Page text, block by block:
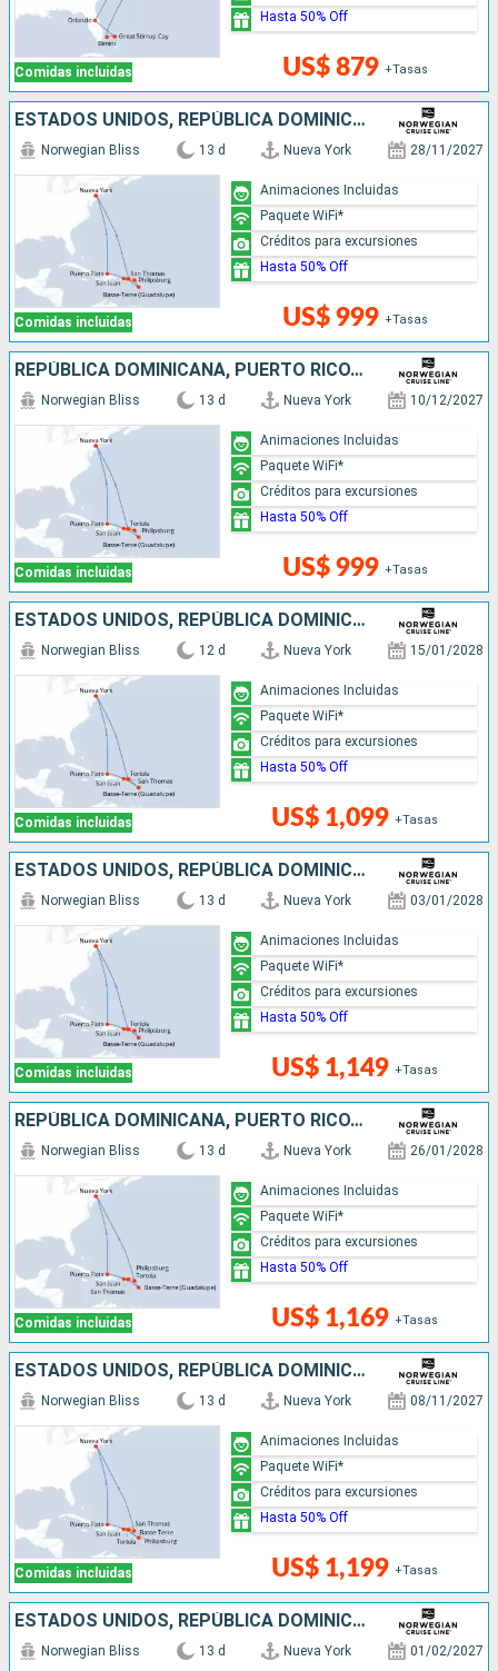
Comidas incluidas US$ 879 +Tasas
Hasta 50% Off
ESTADOS UNIDOS, REPÚBLICA DOMINICANA, PUERTO RICO, SAN MARTÍN
Comidas incluidas
Norwegian Bliss 13 d Nueva York 28/11/2027
US$ 999 +Tasas
Animaciones Incluidas
Paquete WiFi*
Créditos para excursiones
Hasta 50% Off
REPÚBLICA DOMINICANA, PUERTO RICO, SAN MARTÍN, ESTADOS UNIDOS
Comidas incluidas
Norwegian Bliss 13 d Nueva York 10/12/2027
US$ 999 +Tasas
Animaciones Incluidas
Paquete WiFi*
Créditos para excursiones
Hasta 50% Off
ESTADOS UNIDOS, REPÚBLICA DOMINICANA, PUERTO RICO
Comidas incluidas
Norwegian Bliss 12 d Nueva York 15/01/2028
US$ 1,099 +Tasas
Animaciones Incluidas
Paquete WiFi*
Créditos para excursiones
Hasta 50% Off
ESTADOS UNIDOS, REPÚBLICA DOMINICANA, PUERTO RICO, SAN MARTÍN
Comidas incluidas
Norwegian Bliss 13 d Nueva York 03/01/2028
US$ 1,149 +Tasas
Animaciones Incluidas
Paquete WiFi*
Créditos para excursiones
Hasta 50% Off
REPÚBLICA DOMINICANA, PUERTO RICO, SAN MARTÍN, ESTADOS UNIDOS
Comidas incluidas
Norwegian Bliss 13 d Nueva York 26/01/2028
US$ 1,169 +Tasas
Animaciones Incluidas
Paquete WiFi*
Créditos para excursiones
Hasta 50% Off
ESTADOS UNIDOS, REPÚBLICA DOMINICANA, PUERTO RICO, SAN MARTÍN
Comidas incluidas
Norwegian Bliss 13 d Nueva York 08/11/2027
US$ 1,199 +Tasas
Animaciones Incluidas
Paquete WiFi*
Créditos para excursiones
Hasta 50% Off
ESTADOS UNIDOS, REPÚBLICA DOMINICANA, PUERTO RICO, SAN MARTÍN
Norwegian Bliss 13 d Nueva York 01/02/2027